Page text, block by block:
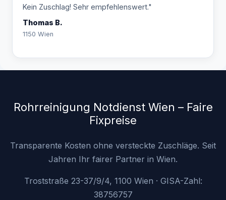
Kein Zuschlag! Sehr empfehlenswert."
Thomas B.
1150 Wien
Rohrreinigung Notdienst Wien – Faire
Fixpreise
Transparente Kosten ohne versteckte Zuschläge. Seit
Jahren Ihr fairer Partner in Wien.
Troststraße 23-37/9/4, 1100 Wien · GISA-Zahl:
38756757